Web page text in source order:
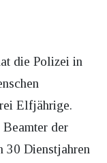
die Polizei in
Elfjährige.
der
30 Dienstjahren